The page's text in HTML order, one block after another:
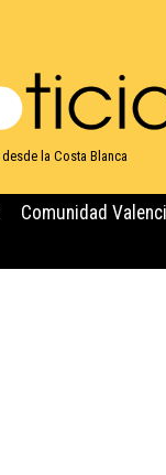
la Costa Blanca
Comunidad